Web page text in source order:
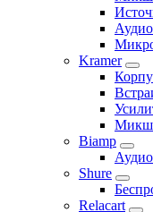
Kramer
Biamp
Shure
Relacart